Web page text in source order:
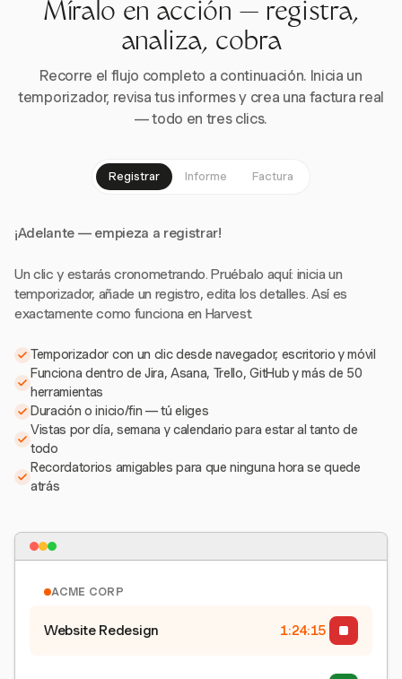
Míralo en acción — registra,
analiza, cobra
Recorre el flujo completo a continuación. Inicia un
temporizador, revisa tus informes y crea una factura real
— todo en tres clics.
Registrar Informe Factura
¡Adelante — empieza a registrar!
Un clic y estarás cronometrando. Pruébalo aquí: inicia un
temporizador, añade un registro, edita los detalles. Así es
exactamente como funciona en Harvest.
Temporizador con un clic desde navegador, escritorio y móvil
Funciona dentro de Jira, Asana, Trello, GitHub y más de 50
herramientas
Duración o inicio/fin — tú eliges
Vistas por día, semana y calendario para estar al tanto de
todo
Recordatorios amigables para que ninguna hora se quede
atrás
ACME CORP
Website Redesign 1:24:15